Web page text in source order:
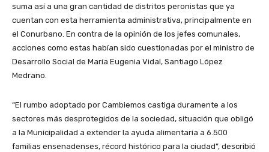
suma así a una gran cantidad de distritos peronistas que ya
cuentan con esta herramienta administrativa, principalmente en
el Conurbano. En contra de la opinión de los jefes comunales,
acciones como estas habían sido cuestionadas por el ministro de
Desarrollo Social de María Eugenia Vidal, Santiago López
Medrano.
“El rumbo adoptado por Cambiemos castiga duramente a los
sectores más desprotegidos de la sociedad, situación que obligó
a la Municipalidad a extender la ayuda alimentaria a 6.500
familias ensenadenses, récord histórico para la ciudad”, describió